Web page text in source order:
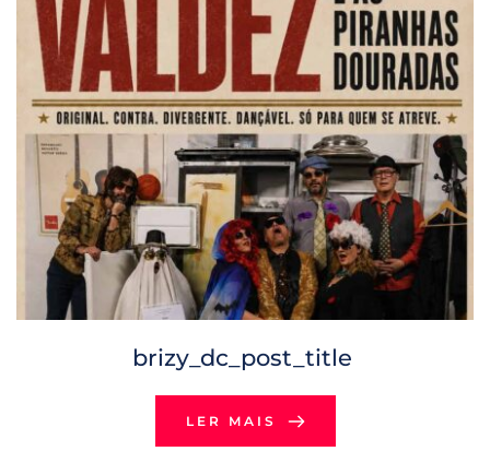
brizy_dc_post_title
LER MAIS